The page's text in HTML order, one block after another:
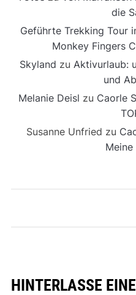
die
Geführte Trekking Tour
Monkey Fingers
Skyland zu Aktivurlaub:
und
Melanie Deisl zu Caorle
Susanne Unfried zu
Meine
HINTERLASSE